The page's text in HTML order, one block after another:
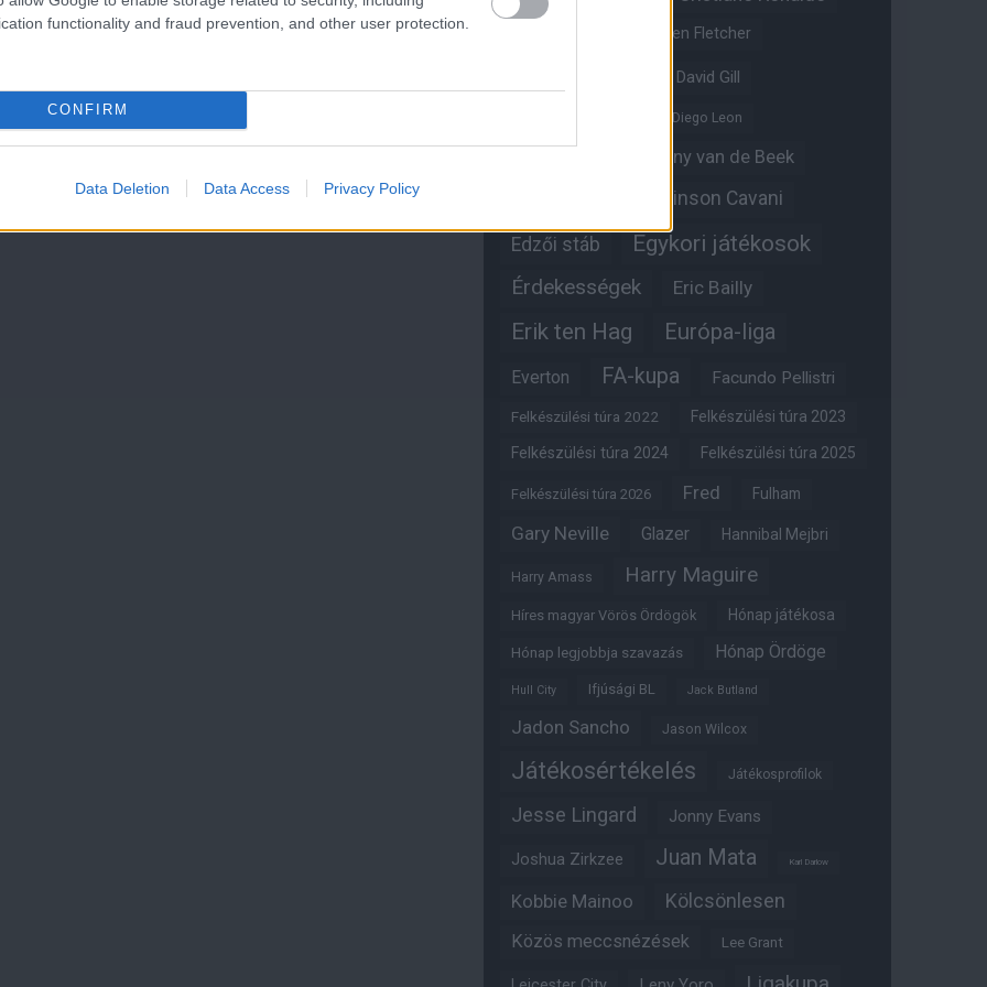
functionality and fraud prevention, and other user protection.
CONFIRM
Data Deletion Data Access Privacy Policy
Darren Fletcher
David Gill
Diego Leon
Donny van de Beek
Edinson Cavani
Edzői stáb Egykori játékosok
Érdekességek Eric Bailly
Erik ten Hag Európa-liga
Everton FA-kupa Facundo Pellistri
Felkészülési túra 2022 Felkészülési túra 2023
Felkészülési túra 2024 Felkészülési túra 2025
Felkészülési túra 2026 Fred Fulham
Gary Neville Glazer Hannibal Mejbri
Harry Amass Harry Maguire
Híres magyar Vörös Ördögök Hónap játékosa
Hónap legjobbja szavazás Hónap Ördöge
Hull City Ifjúsági BL Jack Butland
Jadon Sancho Jason Wilcox
Játékosértékelés Játékosprofilok
Jesse Lingard Jonny Evans
Joshua Zirkzee Juan Mata Karl Darlow
Kobbie Mainoo Kölcsönlesen
Közös meccsnézések Lee Grant